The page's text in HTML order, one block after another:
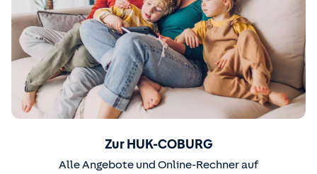
Zur HUK-COBURG
Alle Angebote und Online-Rechner auf